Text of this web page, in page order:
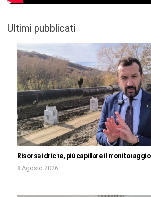
Ultimi pubblicati
Risorse idriche, più capillare il monitoraggio
8 Agosto 2026